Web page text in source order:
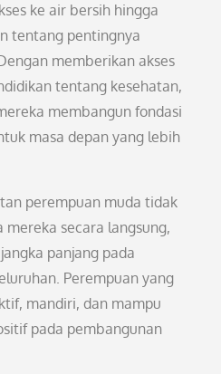
ke air bersih hingga
tentang pentingnya
memberikan akses
tentang kesehatan,
membangun fondasi
masa depan yang lebih
perempuan muda tidak
secara langsung,
panjang pada
Perempuan yang
mandiri, dan mampu
pada pembangunan